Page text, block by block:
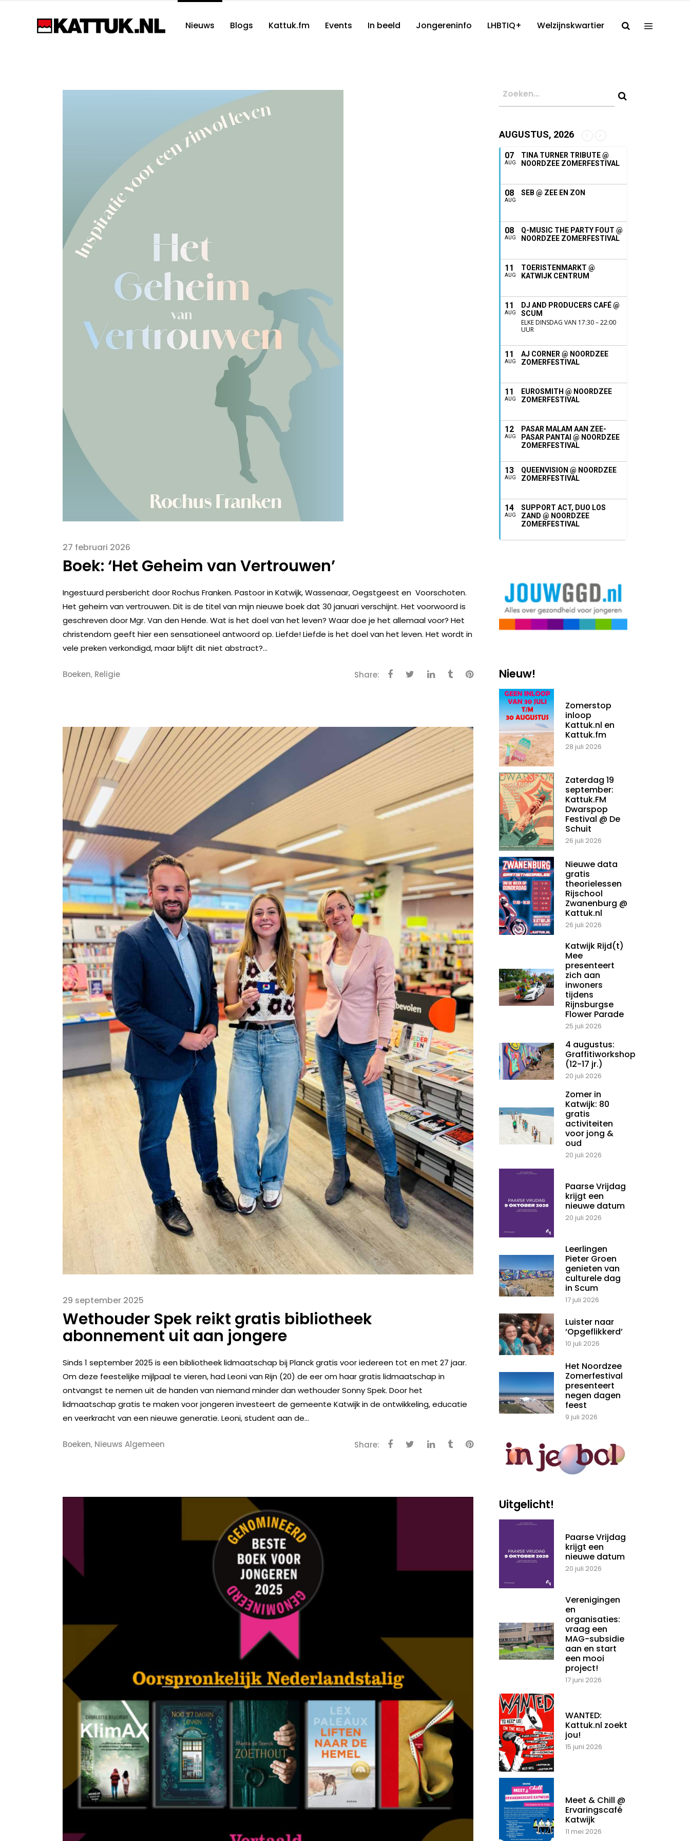
Nieuws Blogs Kattuk.fm Events In beeld Jongereninfo LHBTIQ+ Welzijnskwartier
27 februari 2026
Boek: ‘Het Geheim van Vertrouwen’
Ingestuurd persbericht door Rochus Franken. Pastoor in Katwijk, Wassenaar, Oegstgeest en Voorschoten.
Het geheim van vertrouwen. Dit is de titel van mijn nieuwe boek dat 30 januari verschijnt. Het voorwoord is
geschreven door Mgr. Van den Hende. Wat is het doel van het leven? Waar doe je het allemaal voor? Het
christendom geeft hier een sensationeel antwoord op. Liefde! Liefde is het doel van het leven. Het wordt in
vele preken verkondigd, maar blijft dit niet abstract?...
Boeken, Religie Share:
29 september 2025
Wethouder Spek reikt gratis bibliotheek
abonnement uit aan jongere
Sinds 1 september 2025 is een bibliotheek lidmaatschap bij Planck gratis voor iedereen tot en met 27 jaar.
Om deze feestelijke mijlpaal te vieren, had Leoni van Rijn (20) de eer om haar gratis lidmaatschap in
ontvangst te nemen uit de handen van niemand minder dan wethouder Sonny Spek. Door het
lidmaatschap gratis te maken voor jongeren investeert de gemeente Katwijk in de ontwikkeling, educatie
en veerkracht van een nieuwe generatie. Leoni, student aan de...
Boeken, Nieuws Algemeen Share:
AUGUSTUS, 2026
07
AUG
TINA TURNER TRIBUTE @
NOORDZEE ZOMERFESTIVAL
08
AUG
SEB @ ZEE EN ZON
08
AUG
Q-MUSIC THE PARTY FOUT @
NOORDZEE ZOMERFESTIVAL
11
AUG
TOERISTENMARKT @
KATWIJK CENTRUM
11
AUG
DJ AND PRODUCERS CAFÉ @
SCUM
ELKE DINSDAG VAN 17:30 – 22:00
UUR
11
AUG
AJ CORNER @ NOORDZEE
ZOMERFESTIVAL
11
AUG
EUROSMITH @ NOORDZEE
ZOMERFESTIVAL
12
AUG
PASAR MALAM AAN ZEE-
PASAR PANTAI @ NOORDZEE
ZOMERFESTIVAL
13
AUG
QUEENVISION @ NOORDZEE
ZOMERFESTIVAL
14
AUG
SUPPORT ACT, DUO LOS
ZAND @ NOORDZEE
ZOMERFESTIVAL
Nieuw!
Zomerstop
inloop
Kattuk.nl en
Kattuk.fm
28 juli 2026
Zaterdag 19
september:
Kattuk.FM
Dwarspop
Festival @ De
Schuit
26 juli 2026
Nieuwe data
gratis
theorielessen
Rijschool
Zwanenburg @
Kattuk.nl
26 juli 2026
Katwijk Rijd(t)
Mee
presenteert
zich aan
inwoners
tijdens
Rijnsburgse
Flower Parade
25 juli 2026
4 augustus:
Graffitiworkshop
(12-17 jr.)
20 juli 2026
Zomer in
Katwijk: 80
gratis
activiteiten
voor jong &
oud
20 juli 2026
Paarse Vrijdag
krijgt een
nieuwe datum
20 juli 2026
Leerlingen
Pieter Groen
genieten van
culturele dag
in Scum
17 juli 2026
Luister naar
‘Opgeflikkerd’
10 juli 2026
Het Noordzee
Zomerfestival
presenteert
negen dagen
feest
9 juli 2026
Uitgelicht!
Paarse Vrijdag
krijgt een
nieuwe datum
20 juli 2026
Verenigingen
en
organisaties:
vraag een
MAG-subsidie
aan en start
een mooi
project!
17 juni 2026
WANTED:
Kattuk.nl zoekt
jou!
15 juni 2026
Meet & Chill @
Ervaringscafé
Katwijk
11 mei 2026